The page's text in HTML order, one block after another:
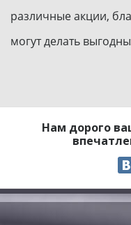
различные акции,
могут делать
Нам дорого